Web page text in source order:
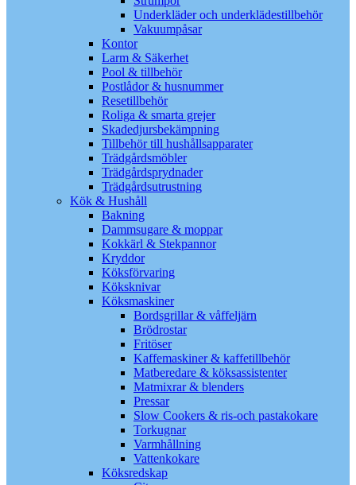
Underkläder och underklädestillbehör
Vakuumpåsar
Kontor
Larm & Säkerhet
Pool & tillbehör
Postlådor & husnummer
Resetillbehör
Roliga & smarta grejer
Skadedjursbekämpning
Tillbehör till hushållsapparater
Trädgårdsmöbler
Trädgårdsprydnader
Trädgårdsutrustning
Kök & Hushåll
Bakning
Dammsugare & moppar
Kokkärl & Stekpannor
Kryddor
Köksförvaring
Köksknivar
Köksmaskiner
Bordsgrillar & våffeljärn
Brödrostar
Fritöser
Kaffemaskiner & kaffetillbehör
Matberedare & köksassistenter
Matmixrar & blenders
Pressar
Slow Cookers & ris-och pastakokare
Torkugnar
Varmhållning
Vattenkokare
Köksredskap